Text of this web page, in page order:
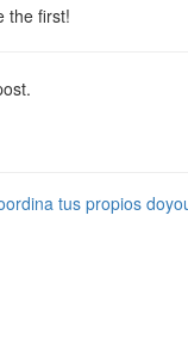
the first!
tus propios